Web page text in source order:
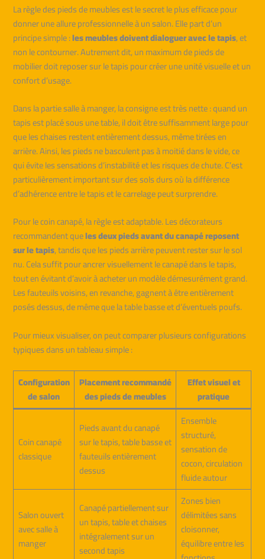
La règle des pieds de meubles est le secret le plus efficace pour
donner une allure professionnelle à un salon. Elle part d’un
principe simple :les meubles doivent dialoguer avec le tapis, et
non le contourner. Autrement dit, un maximum de pieds de
mobilier doit reposer sur le tapis pour créer une unité visuelle et un
confort d’usage.
Dans la partie salle à manger, la consigne est très nette : quand un
tapis est placé sous une table, il doit être suffisamment large pour
que les chaises restent entièrement dessus, même tirées en
arrière. Ainsi, les pieds ne basculent pas à moitié dans le vide, ce
qui évite les sensations d’instabilité et les risques de chute. C’est
particulièrement important sur des sols durs où la différence
d’adhérence entre le tapis et le carrelage peut surprendre.
Pour le coin canapé, la règle est adaptable. Les décorateurs
recommandent queles deux pieds avant du canapé reposent
sur le tapis, tandis que les pieds arrière peuvent rester sur le sol
nu. Cela suffit pour ancrer visuellement le canapé dans le tapis,
tout en évitant d’avoir à acheter un modèle démesurément grand.
Les fauteuils voisins, en revanche, gagnent à être entièrement
posés dessus, de même que la table basse et d’éventuels poufs.
Pour mieux visualiser, on peut comparer plusieurs configurations
typiques dans un tableau simple :
Configuration
de salon
Placement recommandé
des pieds de meubles
Effet visuel et
pratique
Coin canapé
classique
Pieds avant du canapé
sur le tapis, table basse et
fauteuils entièrement
dessus
Ensemble
structuré,
sensation de
cocon, circulation
fluide autour
Salon ouvert
avec salle à
manger
Canapé partiellement sur
un tapis, table et chaises
intégralement sur un
second tapis
Zones bien
délimitées sans
cloisonner,
équilibre entre les